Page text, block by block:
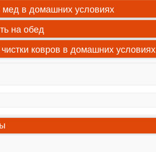
мед в домашних условиях
на обед
ковров в домашних условиях